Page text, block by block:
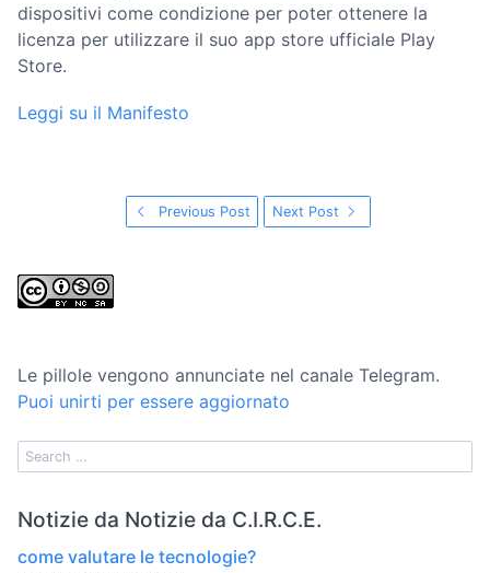
dispositivi come condizione per poter ottenere la
licenza per utilizzare il suo app store ufficiale Play
Store.
Leggi su il Manifesto
Previous Post Next Post
Le pillole vengono annunciate nel canale Telegram.
Puoi unirti per essere aggiornato
Notizie da Notizie da C.I.R.C.E.
come valutare le tecnologie?